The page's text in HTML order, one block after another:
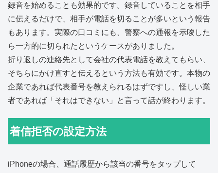
録音を始めることも効果的です。録音していることを相手
に伝えるだけで、相手が電話を切ることが多いという報告
もあります。実際の口コミにも、警察への通報を示唆した
ら一方的に切られたというケースがありました。
折り返しの連絡先として会社の代表電話を教えてもらい、
そちらにかけ直すと伝えるという方法も有効です。本物の
企業であれば代表番号を教えられるはずですし、怪しい業
者であれば「それはできない」と言って話が終わります。
着信拒否の設定方法
iPhoneの場合、通話履歴から該当の番号をタップして